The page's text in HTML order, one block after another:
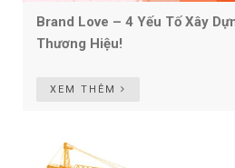
Brand Love – 4 Yếu Tố Xây
Thương Hiệu!
XEM THÊM